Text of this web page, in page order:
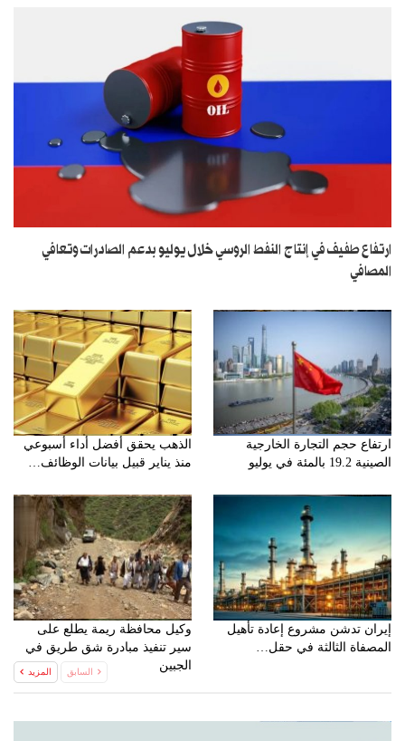
ارتفاع طفيف في إنتاج النفط الروسي خلال يوليو بدعم الصادرات وتعافي
المصافي
ارتفاع حجم التجارة الخارجية
الصينية 19.2 بالمئة في يوليو
الذهب يحقق أفضل أداء أسبوعي
منذ يناير قبيل بيانات الوظائف…
إيران تدشن مشروع إعادة تأهيل
المصفاة الثالثة في حقل…
وكيل محافظة ريمة يطلع على
سير تنفيذ مبادرة شق طريق في
الجبين
السابق المزيد